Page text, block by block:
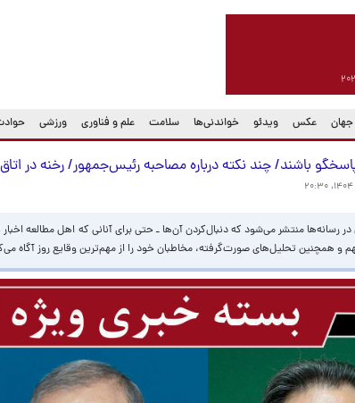
جهان عکس ویدئو خواندنی‌ها سلامت علم و فناوری ورزشی
پاسخگو باشند/ چند نکته درباره مصاحبه رئیس‌جمهور‏/ رخنه در
در رسانه‌ها منتشر می‌شود که دنبال‌کردن آن‌ها ـ حتی برای آنانی که اهل مطالعه
و همچنین تحلیل‌های صورت‌گرفته، مخاطبان خود را از مهم‌ترین وقایع روز آگاه